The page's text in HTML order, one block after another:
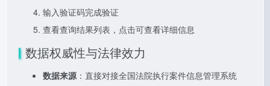
输入验证码完成验证
查看查询结果列表，点击可查看详细信息
数据权威性与法律效力
数据来源：直接对接全国法院执行案件信息管理系统